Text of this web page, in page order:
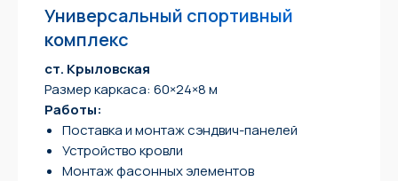
Универсальный спортивный
комплекс
ст. Крыловская
Размер каркаса: 60×24×8 м
Работы:
Поставка и монтаж сэндвич-панелей
Устройство кровли
Монтаж фасонных элементов
Полевой переулок, 4, хутор Новоалександровка,
Азовский район, Ростовская область
Разработка сайта
Политика конфиденциальности
ОГРН 99999999, ИНН 6155065795
область, г. Шахты, ул.Дачная, д.329 к.2